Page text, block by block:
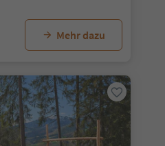
Mehr dazu